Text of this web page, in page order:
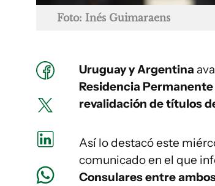
Foto: Inés Guimaraens
Uruguay y Argentina
Residencia
revalidación de títulos
Así lo destacó este
comunicado en el que
Consulares entre